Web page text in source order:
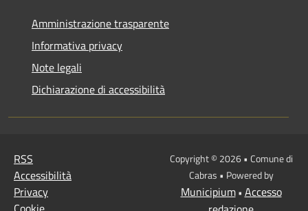
Amministrazione trasparente
Informativa privacy
Note legali
Dichiarazione di accessibilità
RSS
Accessibilità
Privacy
Copyright © 2026 • Comune di
Cabras • Powered by
Municipium• Accesso